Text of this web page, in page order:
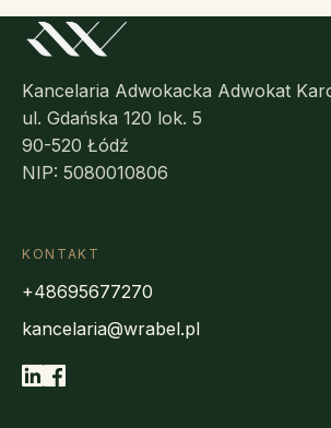
Kancelaria Adwokacka Adwokat
ul. Gdańska 120 lok. 5
90-520 Łódź
NIP: 5080010806
KONTAKT
+48695677270
kancelaria@wrabel.pl